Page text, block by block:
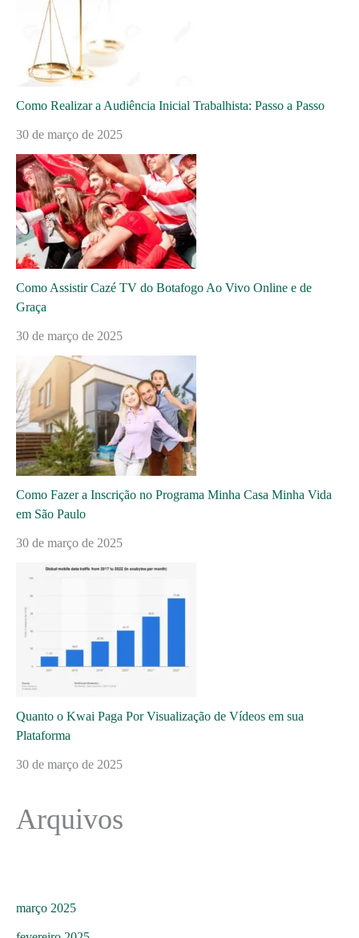
Como Realizar a Audiência Inicial Trabalhista: Passo a Passo
30 de março de 2025
Como Assistir Cazé TV do Botafogo Ao Vivo Online e de
Graça
30 de março de 2025
Como Fazer a Inscrição no Programa Minha Casa Minha Vida
em São Paulo
30 de março de 2025
Quanto o Kwai Paga Por Visualização de Vídeos em sua
Plataforma
30 de março de 2025
Arquivos
março 2025